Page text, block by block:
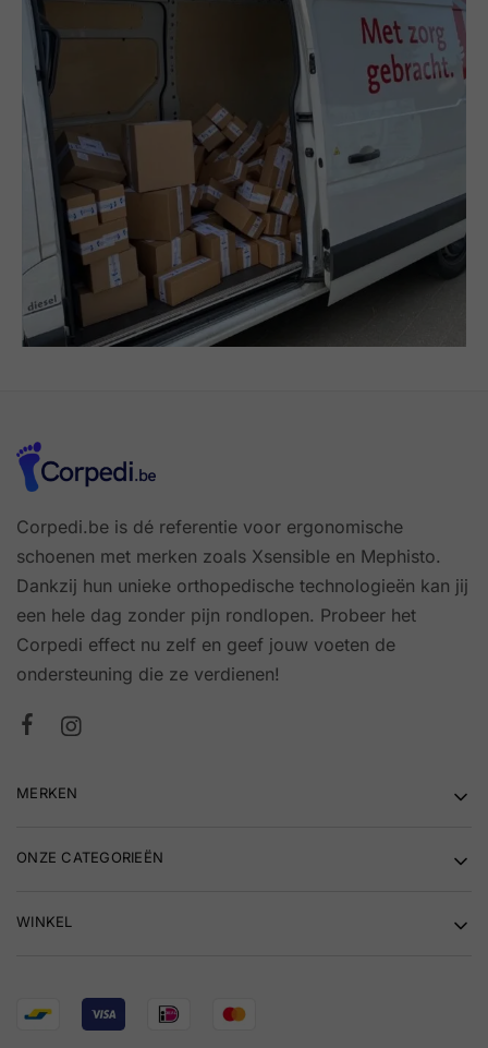
Corpedi.be is dé referentie voor ergonomische
schoenen met merken zoals Xsensible en Mephisto.
Dankzij hun unieke orthopedische technologieën kan jij
een hele dag zonder pijn rondlopen. Probeer het
Corpedi effect nu zelf en geef jouw voeten de
ondersteuning die ze verdienen!
MERKEN
ONZE CATEGORIEËN
WINKEL